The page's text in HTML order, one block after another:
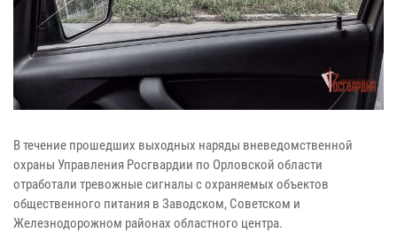
В течение прошедших выходных наряды вневедомственной
охраны Управления Росгвардии по Орловской области
отработали тревожные сигналы с охраняемых объектов
общественного питания в Заводском, Советском и
Железнодорожном районах областного центра.